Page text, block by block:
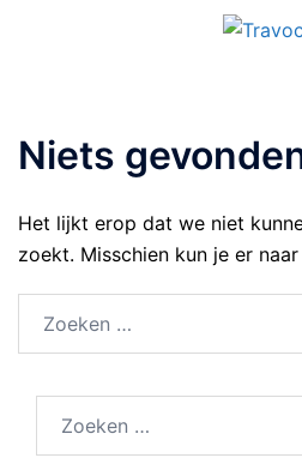
Niets
Het lijkt erop dat we niet
zoekt. Misschien kun je er